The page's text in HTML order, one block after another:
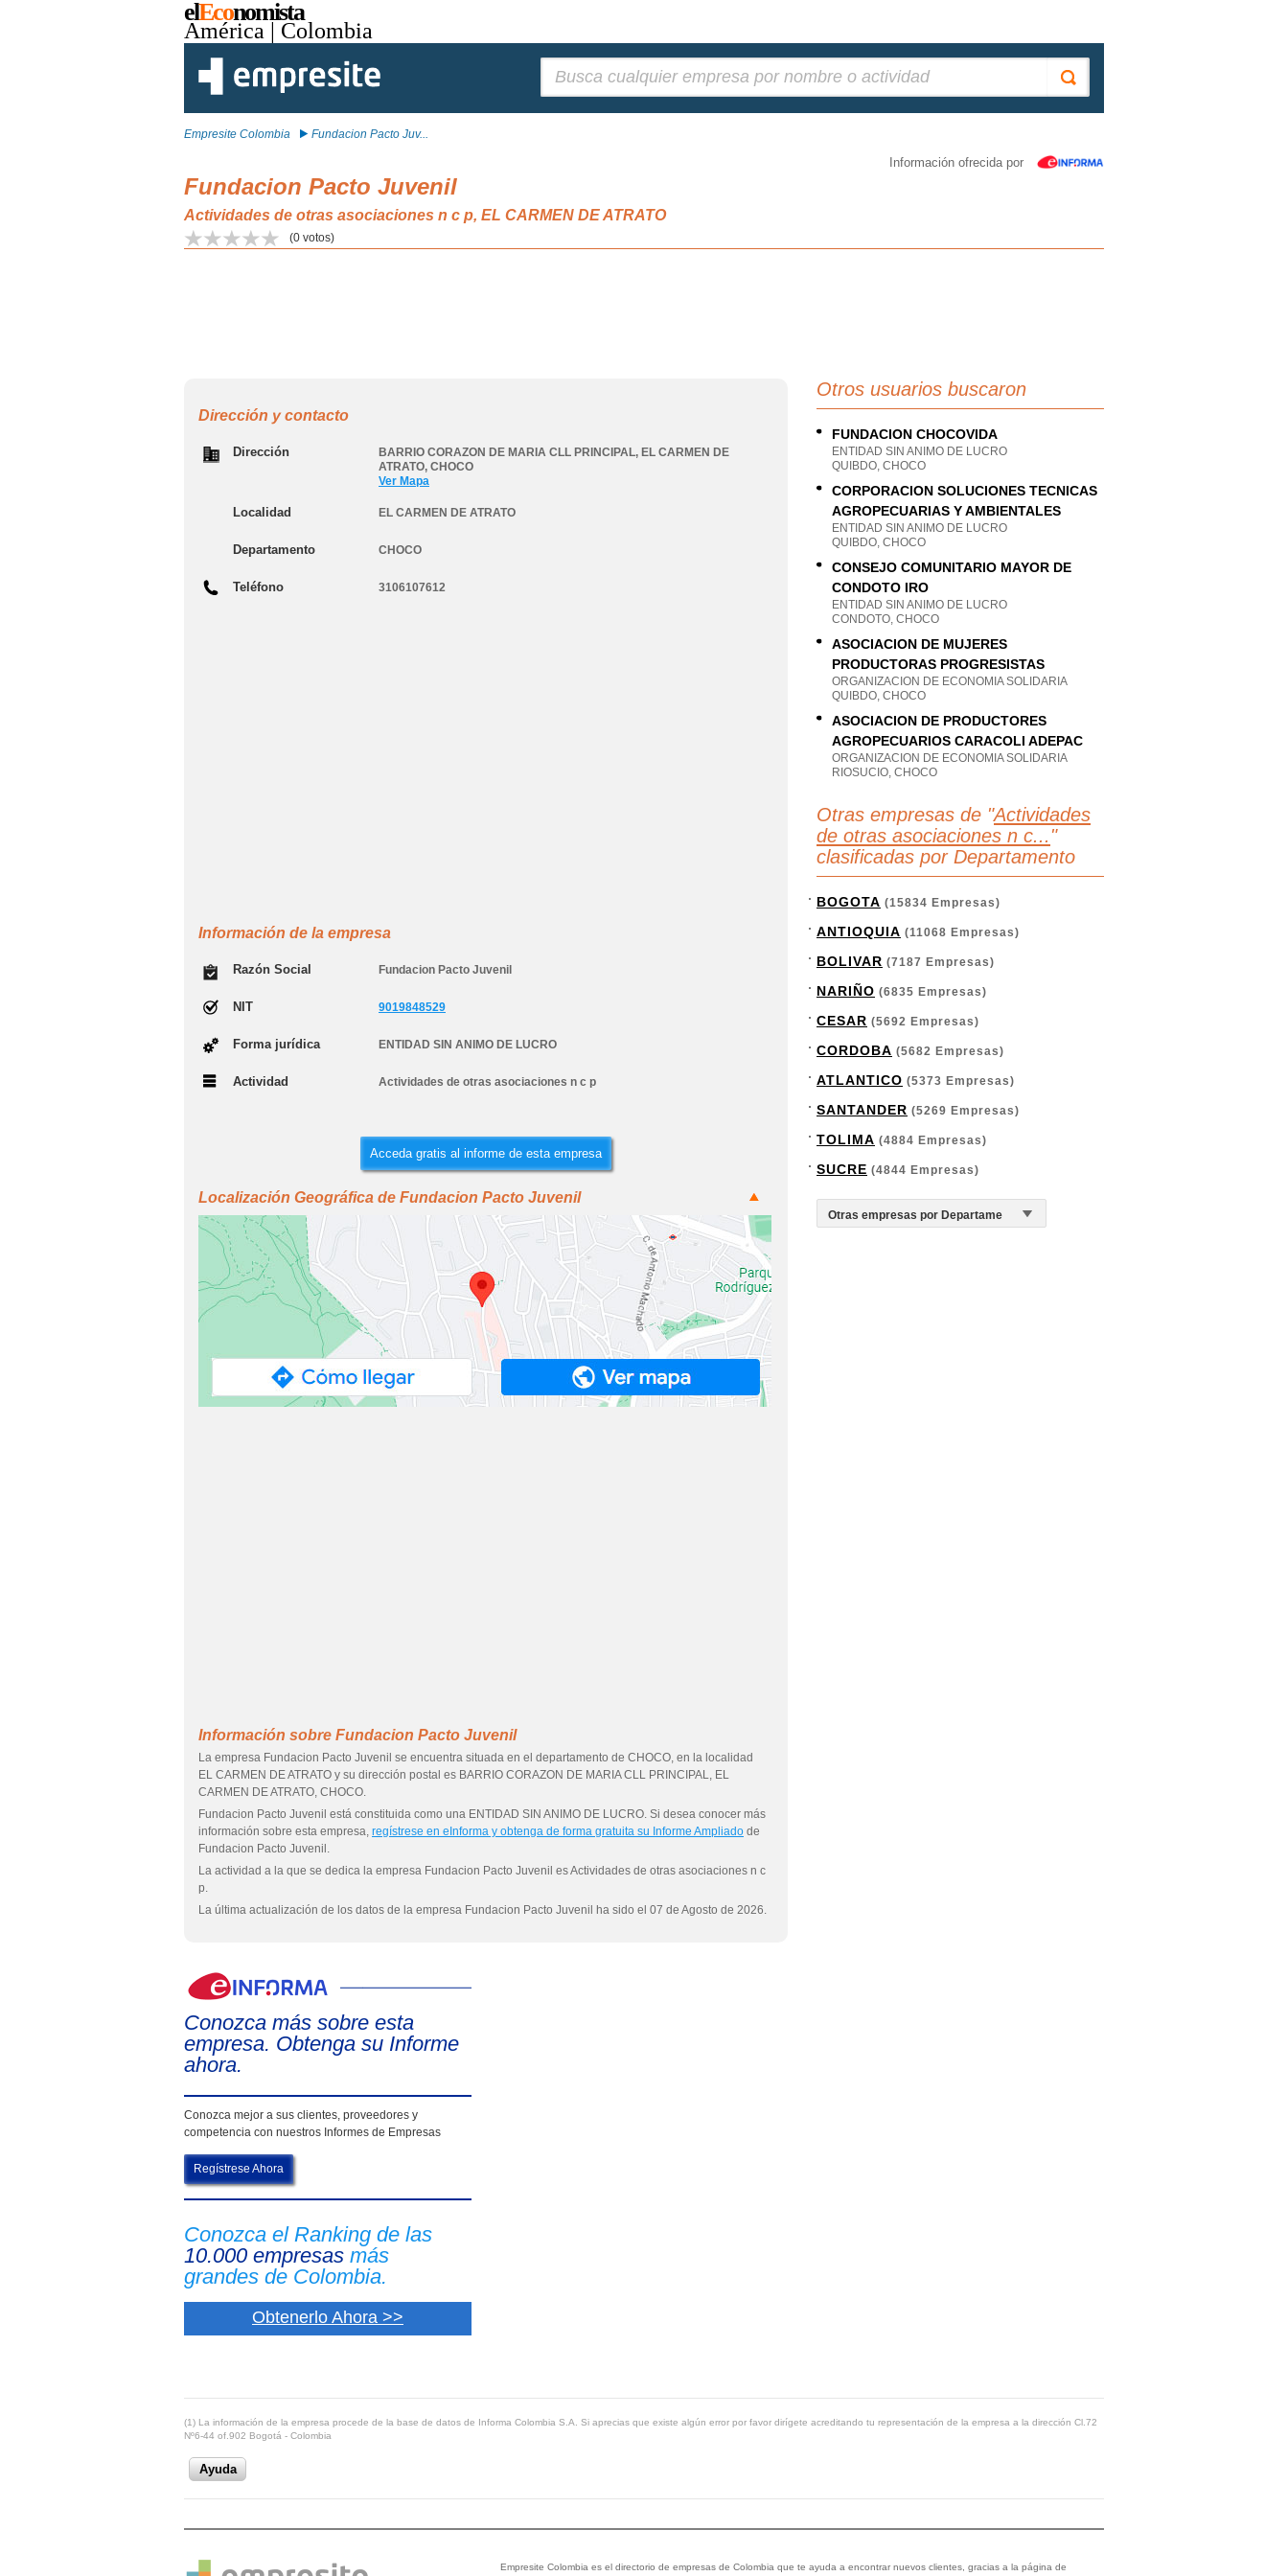
elEconomista
América | Colombia
Empresite Colombia Fundacion Pacto Juv...
Información ofrecida por
Fundacion Pacto Juvenil
Actividades de otras asociaciones n c p, EL CARMEN DE ATRATO
(0 votos)
Dirección y contacto
Dirección BARRIO CORAZON DE MARIA CLL PRINCIPAL, EL CARMEN DE
ATRATO, CHOCO
Ver Mapa
Localidad EL CARMEN DE ATRATO
Departamento CHOCO
Teléfono 3106107612
Información de la empresa
Razón Social Fundacion Pacto Juvenil
NIT 9019848529
Forma jurídica ENTIDAD SIN ANIMO DE LUCRO
Actividad Actividades de otras asociaciones n c p
Acceda gratis al informe de esta empresa
Localización Geográfica de Fundacion Pacto Juvenil
Información sobre Fundacion Pacto Juvenil
La empresa Fundacion Pacto Juvenil se encuentra situada en el departamento de CHOCO, en la localidad
EL CARMEN DE ATRATO y su dirección postal es BARRIO CORAZON DE MARIA CLL PRINCIPAL, EL
CARMEN DE ATRATO, CHOCO.
Fundacion Pacto Juvenil está constituida como una ENTIDAD SIN ANIMO DE LUCRO. Si desea conocer más
información sobre esta empresa, regístrese en eInforma y obtenga de forma gratuita su Informe Ampliado de
Fundacion Pacto Juvenil.
La actividad a la que se dedica la empresa Fundacion Pacto Juvenil es Actividades de otras asociaciones n c
p.
La última actualización de los datos de la empresa Fundacion Pacto Juvenil ha sido el 07 de Agosto de 2026.
Conozca más sobre esta
empresa. Obtenga su Informe
ahora.
Conozca mejor a sus clientes, proveedores y
competencia con nuestros Informes de Empresas
Regístrese Ahora
Conozca el Ranking de las
10.000 empresas más
grandes de Colombia.
Obtenerlo Ahora >>
Otros usuarios buscaron
FUNDACION CHOCOVIDA
ENTIDAD SIN ANIMO DE LUCRO
QUIBDO, CHOCO
CORPORACION SOLUCIONES TECNICAS
AGROPECUARIAS Y AMBIENTALES
ENTIDAD SIN ANIMO DE LUCRO
QUIBDO, CHOCO
CONSEJO COMUNITARIO MAYOR DE
CONDOTO IRO
ENTIDAD SIN ANIMO DE LUCRO
CONDOTO, CHOCO
ASOCIACION DE MUJERES
PRODUCTORAS PROGRESISTAS
ORGANIZACION DE ECONOMIA SOLIDARIA
QUIBDO, CHOCO
ASOCIACION DE PRODUCTORES
AGROPECUARIOS CARACOLI ADEPAC
ORGANIZACION DE ECONOMIA SOLIDARIA
RIOSUCIO, CHOCO
Otras empresas de "Actividades
de otras asociaciones n c... "
clasificadas por Departamento
BOGOTA (15834 Empresas)
ANTIOQUIA (11068 Empresas)
BOLIVAR (7187 Empresas)
NARIÑO (6835 Empresas)
CESAR (5692 Empresas)
CORDOBA (5682 Empresas)
ATLANTICO (5373 Empresas)
SANTANDER (5269 Empresas)
TOLIMA (4884 Empresas)
SUCRE (4844 Empresas)
(1) La información de la empresa procede de la base de datos de Informa Colombia S.A. Si aprecias que existe algún error por favor dirígete acreditando tu representación de la empresa a la dirección Cl.72
Nº6-44 of.902 Bogotá - Colombia
Ayuda
Empresite Colombia es el directorio de empresas de Colombia que te ayuda a encontrar nuevos clientes, gracias a la página de